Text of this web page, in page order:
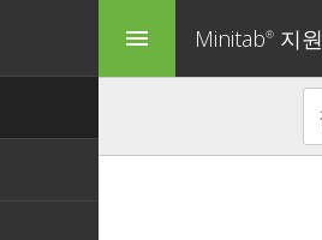
menu Minitab® 지원